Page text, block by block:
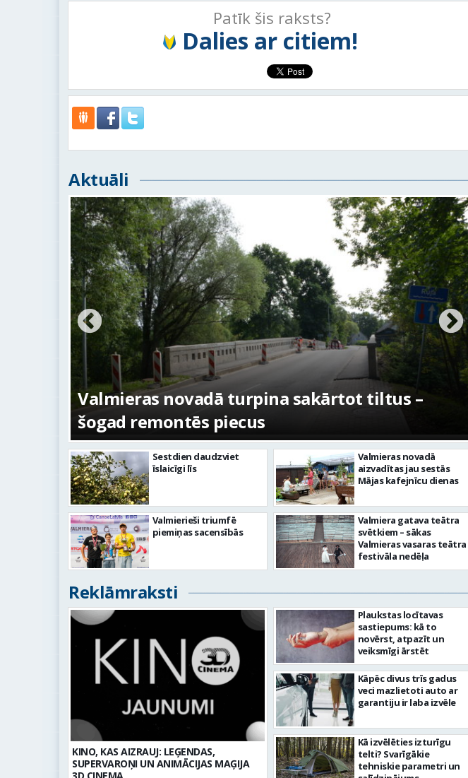
Patīk šis raksts?
Dalies ar citiem!
Aktuāli
No pagaidu teātra līdz laikmetīgās kultūras
centram – kā attīstīsies “Kurtuve”
Sestdien daudzviet
īslaicīgi līs
Valmierieši triumfē
piemiņas sacensībās
Valmieras novadā
aizvadītas jau sestās
Mājas kafejnīcu dienas
Valmiera gatava teātra
svētkiem – sākas
Valmieras vasaras teātra
festivāla nedēļa
Reklāmraksti
KINO, KAS AIZRAUJ: LEĢENDAS,
SUPERVAROŅI UN ANIMĀCIJAS MAĢIJA
Plaukstas locītavas
sastiepums: kā to
novērst, atpazīt un
veiksmīgi ārstēt
Kāpēc divus trīs gadus
veci mazlietoti auto ar
garantiju ir laba izvēle
Kā izvēlēties izturīgu
telti? Svarīgākie
tehniskie parametri un